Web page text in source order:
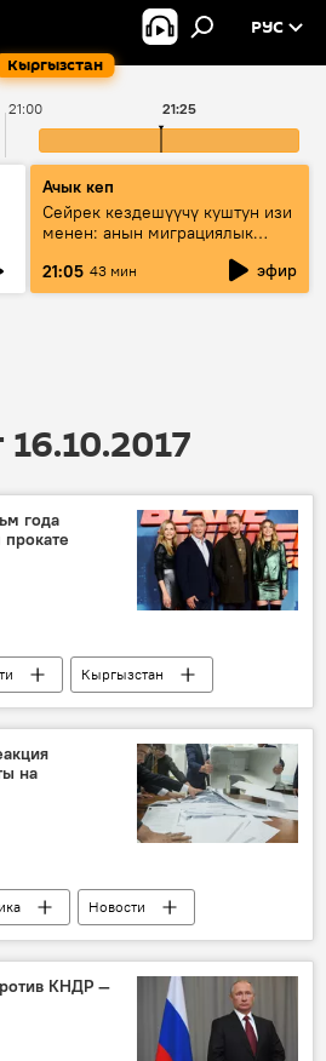
Кыргызстан
РУС
21:00 21:25
Ачык кеп
Сейрек кездешүүчү куштун изи
менен: анын миграциялык
жолу эмнеден кабар берет?
21:05 43 мин эфир
года
Кыргызстан
кино
кинотеатр
в кинотеатрах Бишкека
на
Новости
президент
КНДР —